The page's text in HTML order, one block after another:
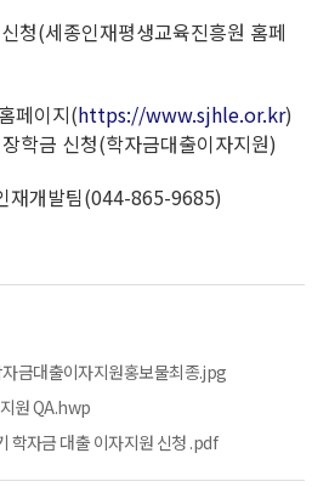
청(세종인재평생교육진흥원 홈페
이지(https://www.sjhle.or.kr)
학금 신청(학자금대출이자지원)
재개발팀(044-865-9685)
금대출이자지원홍보물최종.jpg
원 QA.hwp
학자금 대출 이자지원 신청 .pdf